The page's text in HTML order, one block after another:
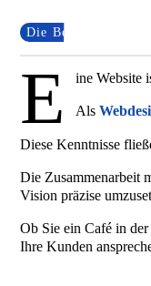
Die Bedeutung von
E ine Website
Als
Diese Kenntnisse
Die Zusammenarbeit
Vision präzise
Ob Sie ein Café in
Ihre Kunden